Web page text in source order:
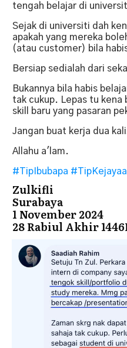
tengah belajar di
Sejak di universiti dah
apakah yang mereka
(atau customer) bila
Bersiap sedialah dari
Bukannya bila habis
tak cukup. Lepas tu kena
skill baru yang pasaran
Jangan buat kerja dua
Allahu a'lam.
#TipIbubapa
Zulkifli
Surabaya
1 November 2024
28 Rabiul Akhir